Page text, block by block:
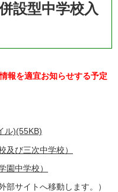
設型中学校入
報を適宜お知らせする予定
ル)(55KB)
及び三次中学校）
園中学校）
部サイトへ移動します。）